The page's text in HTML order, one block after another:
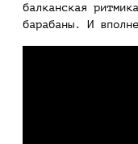
балканская
барабаны. И